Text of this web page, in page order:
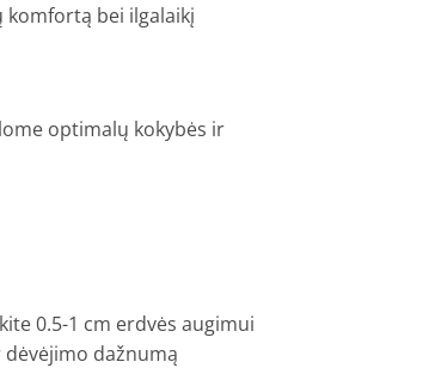
komfortą bei ilgalaikį
optimalų kokybės ir
0.5-1 cm erdvės augimui
dažnumą